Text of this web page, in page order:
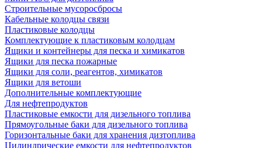
Строительные мусоросбросы
Кабельные колодцы связи
Пластиковые колодцы
Комплектующие к пластиковым колодцам
Ящики и контейнеры для песка и химикатов
Ящики для песка пожарные
Ящики для соли, реагентов, химикатов
Ящики для ветоши
Дополнительные комплектующие
Для нефтепродуктов
Пластиковые емкости для дизельного топлива
Прямоугольные баки для дизельного топлива
Горизонтальные баки для хранения дизтоплива
Цилиндрические емкости для нефтепродуктов